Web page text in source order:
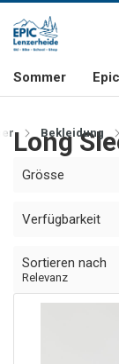
& FREERIDE-
Sommer
Bekleidung
Long
Grösse
Verfügbarkeit
Sortieren nach
Relevanz